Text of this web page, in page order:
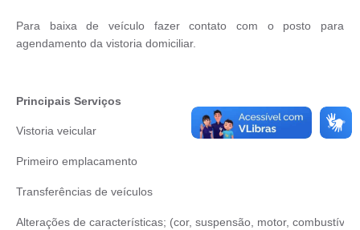
Para baixa de veículo fazer contato com o posto para
agendamento da vistoria domiciliar.
Principais Serviços
Vistoria veicular
Primeiro emplacamento
Transferências de veículos
Alterações de características; (cor, suspensão, motor,